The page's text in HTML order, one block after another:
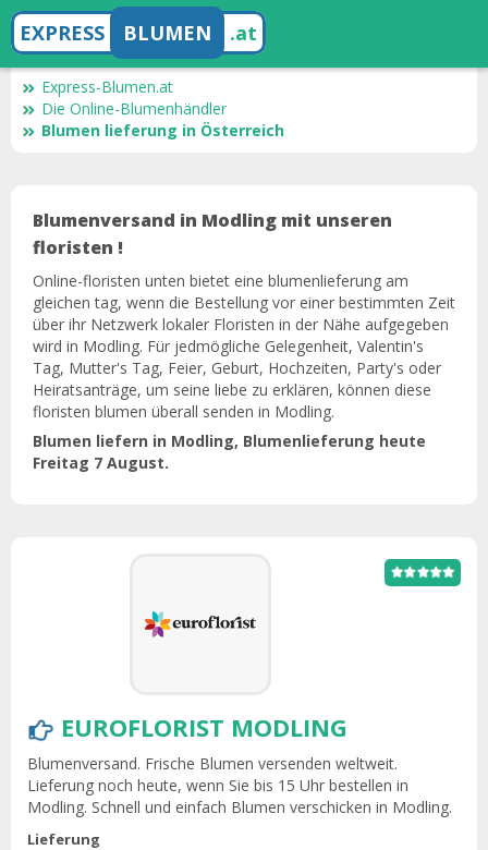
EXPRESS BLUMEN .at
Express-Blumen.at
Die Online-Blumenhändler
Blumen lieferung in Österreich
Blumenversand in Modling mit unseren
floristen !
Online-floristen unten bietet eine blumenlieferung am
gleichen tag, wenn die Bestellung vor einer bestimmten Zeit
über ihr Netzwerk lokaler Floristen in der Nähe aufgegeben
wird in Modling. Für jedmögliche Gelegenheit, Valentin's
Tag, Mutter's Tag, Feier, Geburt, Hochzeiten, Party's oder
Heiratsanträge, um seine liebe zu erklären, können diese
floristen blumen überall senden in Modling.
Blumen liefern in Modling, Blumenlieferung heute
Freitag 7 August.
EUROFLORIST MODLING
Blumenversand. Frische Blumen versenden weltweit.
Lieferung noch heute, wenn Sie bis 15 Uhr bestellen in
Modling. Schnell und einfach Blumen verschicken in Modling.
Lieferung